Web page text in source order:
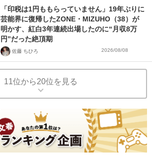
「印税は1円ももらっていません」19年ぶりに
芸能界に復帰したZONE・MIZUHO（38）が
明かす、紅白3年連続出場したのに“月収8万
円”だった絶頂期
佐藤 ちひろ 2026/08/08
11位から20位を見る